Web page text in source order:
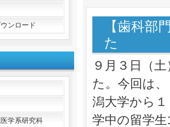
【歯科部
た
９月３日（
た。今回は
潟大学から
学中の留学
ンロード
学系研究科